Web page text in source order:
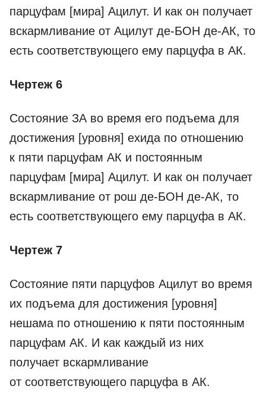
парцуфам [мира] Ацилут. И как он получает
вскармливание от Ацилут де-­БОН де-­АК, то
есть соответствующего ему парцуфа в АК.
Чертеж 6
Состояние ЗА во время его подъема для
достижения [уровня] ехида по отношению
к пяти парцуфам АК и постоянным
парцуфам [мира] Ацилут. И как он получает
вскармливание от рош де-­БОН де-­АК, то
есть соответствующего ему парцуфа в АК.
Чертеж 7
Состояние пяти парцуфов Ацилут во время
их подъема для достижения [уровня]
нешама по отношению к пяти постоянным
парцуфам АК. И как каждый из них
получает вскармливание
от соответствующего парцуфа в АК.